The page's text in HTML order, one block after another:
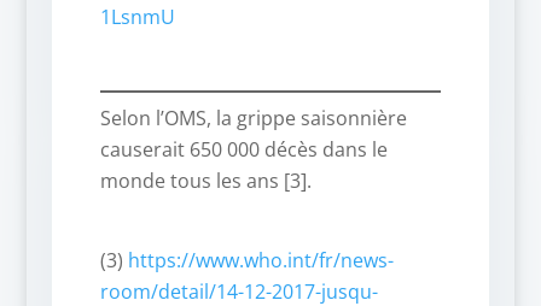
1LsnmU
Selon l’OMS, la grippe saisonnière
causerait 650 000 décès dans le
monde tous les ans [3].
(3) https://www.who.int/fr/news-
room/detail/14-12-2017-jusqu-